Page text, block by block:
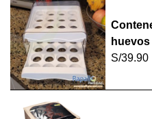
huevos
S/39.90